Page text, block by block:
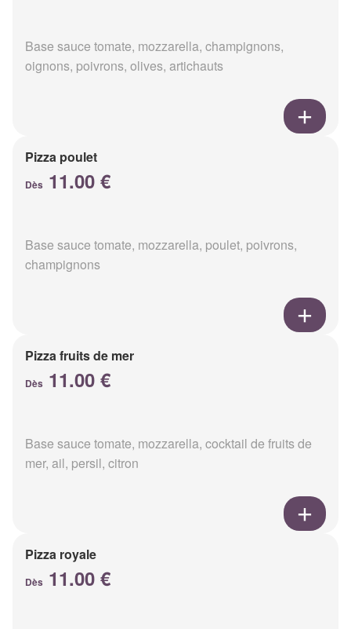
Base sauce tomate, mozzarella, champignons,
oignons, poivrons, olives, artichauts
Pizza poulet
Dès 11.00 €
Base sauce tomate, mozzarella, poulet, poivrons,
champignons
Pizza fruits de mer
Dès 11.00 €
Base sauce tomate, mozzarella, cocktail de fruits de
mer, ail, persil, citron
Pizza royale
Dès 11.00 €